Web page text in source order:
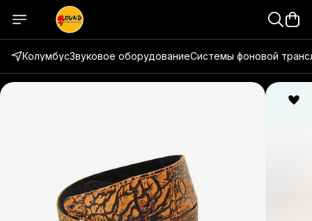
КолумбусЗвуковое оборудованиеСистемы фоновой